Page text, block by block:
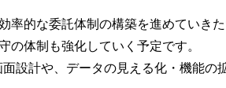
的な委託体制の構築を進めていき
体制も強化していく予定です。
設計や、データの見える化・機能の